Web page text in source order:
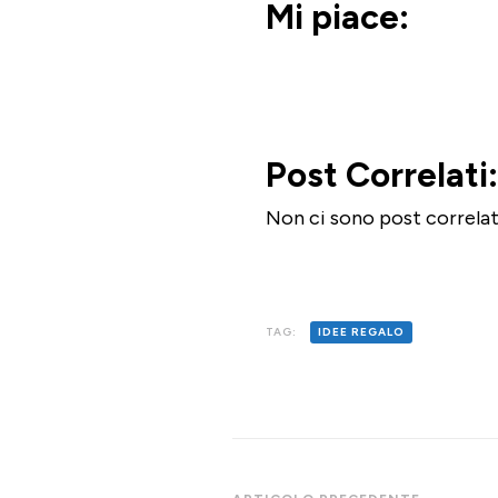
Mi piace:
Post Correlati:
Non ci sono post
TAG: IDEE REGALO